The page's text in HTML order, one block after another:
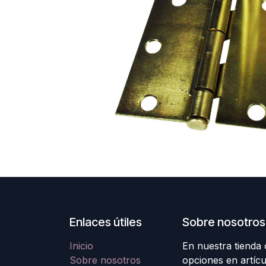
Enlaces útiles
Inicio
Sobre nosotros
Sobre nosotros
En nuestra tienda
opciones en